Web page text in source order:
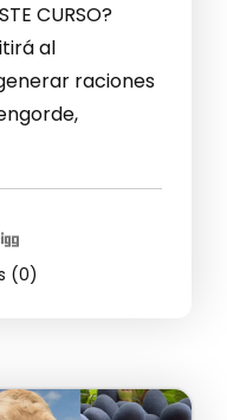
CURSO?
al
raciones
(0)